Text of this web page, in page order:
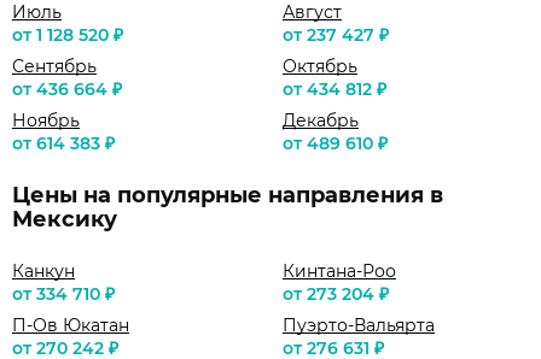
Июль
от 1 128 520 ₽
Август
от 237 427 ₽
Сентябрь
от 436 664 ₽
Октябрь
от 434 812 ₽
Ноябрь
от 614 383 ₽
Декабрь
от 489 610 ₽
Цены на популярные направления в
Мексику
Канкун
от 334 710 ₽
Кинтана-Роо
от 273 204 ₽
П-Ов Юкатан
от 270 242 ₽
Пуэрто-Вальярта
от 276 631 ₽